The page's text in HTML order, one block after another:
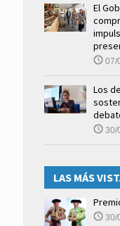
El
07/
Los
30/
LAS MÁS
30/